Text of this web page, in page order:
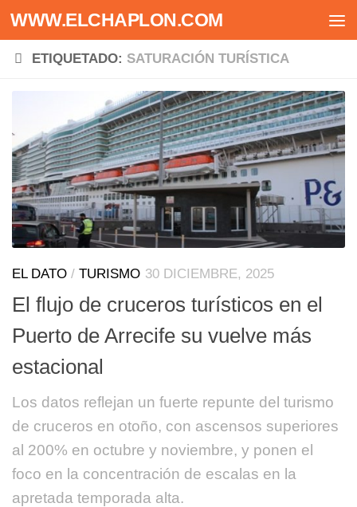
Saltar al contenido
WWW.ELCHAPLON.COM
ETIQUETADO: SATURACIÓN TURÍSTICA
EL DATO / TURISMO 30 DICIEMBRE, 2025
El flujo de cruceros turísticos en el
Puerto de Arrecife su vuelve más
estacional
Los datos reflejan un fuerte repunte del turismo
de cruceros en otoño, con ascensos superiores
al 200% en octubre y noviembre, y ponen el
foco en la concentración de escalas en la
apretada temporada alta.